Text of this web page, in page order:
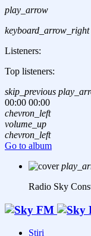
play_arrow
keyboard_arrow_right
Listeners:
Top listeners:
skip_previous
00:00 00:00
chevron_left
volume_up
chevron_left
Go to album
Radio Sky
Știri